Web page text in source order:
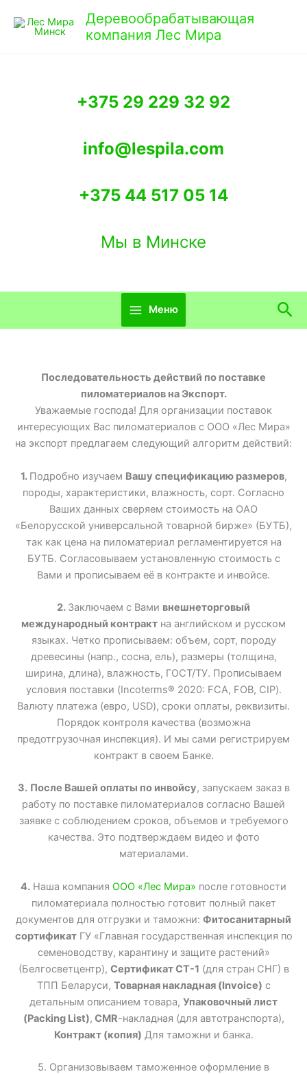
Деревообрабатывающая
компания Лес Мира
+375 29 229 32 92
info@lespila.com
+375 44 517 05 14
Мы в Минске
Меню
Последовательность действий по поставке
пиломатериалов на Экспорт.
Уважаемые господа! Для организации поставок
интересующих Вас пиломатериалов с ООО «Лес Мира»
на экспорт предлагаем следующий алгоритм действий:
1. Подробно изучаем Вашу спецификацию размеров,
породы, характеристики, влажность, сорт. Согласно
Ваших данных сверяем стоимость на ОАО
«Белорусской универсальной товарной бирже» (БУТБ),
так как цена на пиломатериал регламентируется на
БУТБ. Согласовываем установленную стоимость с
Вами и прописываем её в контракте и инвойсе.
2. Заключаем с Вами внешнеторговый
международный контракт на английском и русском
языках. Четко прописываем: объем, сорт, породу
древесины (напр., сосна, ель), размеры (толщина,
ширина, длина), влажность, ГОСТ/ТУ. Прописываем
условия поставки (Incoterms® 2020: FCA, FOB, CIP).
Валюту платежа (евро, USD), сроки оплаты, реквизиты.
Порядок контроля качества (возможна
предотгрузочная инспекция). И мы сами регистрируем
контракт в своем Банке.
3. После Вашей оплаты по инвойсу, запускаем заказ в
работу по поставке пиломатериалов согласно Вашей
заявке с соблюдением сроков, объемов и требуемого
качества. Это подтверждаем видео и фото
материалами.
4. Наша компания ООО «Лес Мира» после готовности
пиломатериала полностью готовит полный пакет
документов для отгрузки и таможни: Фитосанитарный
сортификатГУ «Главная государственная инспекция по
семеноводству, карантину и защите растений»
(Белгосветцентр), Сертификат СТ-1 (для стран СНГ) в
ТПП Беларуси, Товарная накладная (Invoice) с
детальным описанием товара, Упаковочный лист
(Packing List), CMR-накладная (для автотранспорта),
Контракт (копия) Для таможни и банка.
5. Организовываем таможенное оформление в